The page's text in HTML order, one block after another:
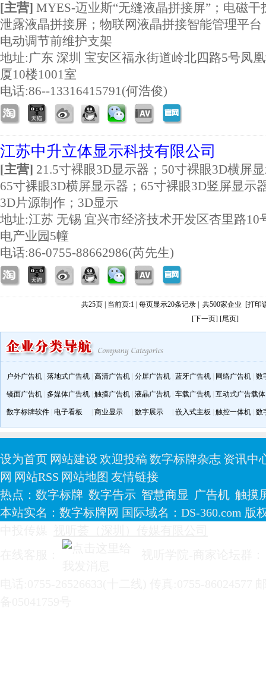
[主营] MYES-迈业斯“无缝液晶拼接屏”；电磁干
泄露液晶拼接屏；物联网液晶拼接智能管理平台
电动调节前维护支架
地址:广东 深圳 宝安区福永街道岭北四路5号凤
厦10楼1001室
电话:86--13316415791(何浩俊)
江苏中升立体显示科技有限公司
[主营] 21.5寸裸眼3D显示器；50寸裸眼3D横屏
65寸裸眼3D横屏显示器；65寸裸眼3D竖屏显示
3D片源制作；3D显示
地址:江苏 无锡 宜兴市经济技术开发区杏里路10
电产业园5幢
电话:86-0755-88662986(芮先生)
共25页 | 当前页:1 | 每页显示20条记录 | 共500家企业 [打印
[下一页] [尾页]
户外广告机 落地式广告机 高清广告机 分屏广告机 蓝牙广告机 网络广告机 数
镜面广告机 多媒体广告机 触摸广告机 液晶广告机 车载广告机 互动式广告载体
数字标牌软件 电子看板 商业显示 数字展示 嵌入式主板 触控一体机 数
设为首页 网站建设 欢迎投稿数字标牌杂志 资讯中
网 网站RSS 网站地图 友情链接
热点： 数字标牌 数字告示 智慧商显 广告机 触摸
本站实名：数字标牌网 国际域名：DS-360.com 版